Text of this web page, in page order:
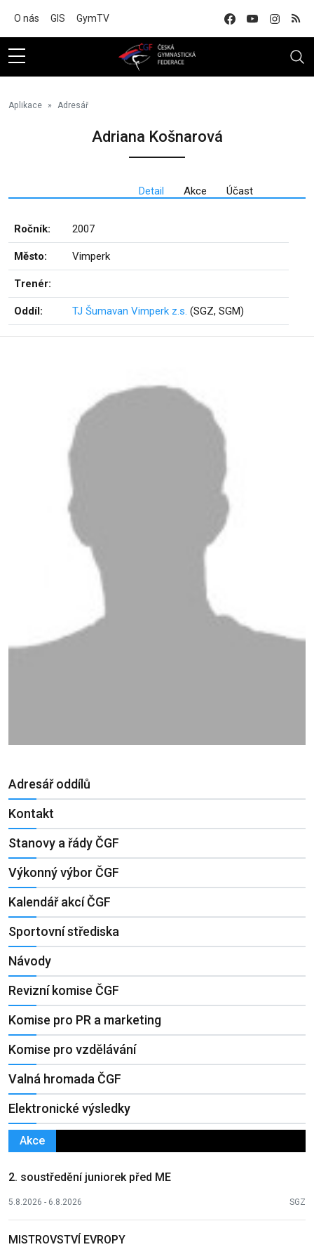
O nás GIS GymTV
Aplikace Adresář
Adriana Košnarová
Detail Akce Účast
Ročník: 2007
Město: Vimperk
Trenér:
Oddíl: TJ Šumavan Vimperk z.s. (SGZ, SGM)
Adresář oddílů
Kontakt
Stanovy a řády ČGF
Výkonný výbor ČGF
Kalendář akcí ČGF
Sportovní střediska
Návody
Revizní komise ČGF
Komise pro PR a marketing
Komise pro vzdělávání
Valná hromada ČGF
Elektronické výsledky
Akce
2. soustředění juniorek před ME
5.8.2026 - 6.8.2026 SGZ
MISTROVSTVÍ EVROPY